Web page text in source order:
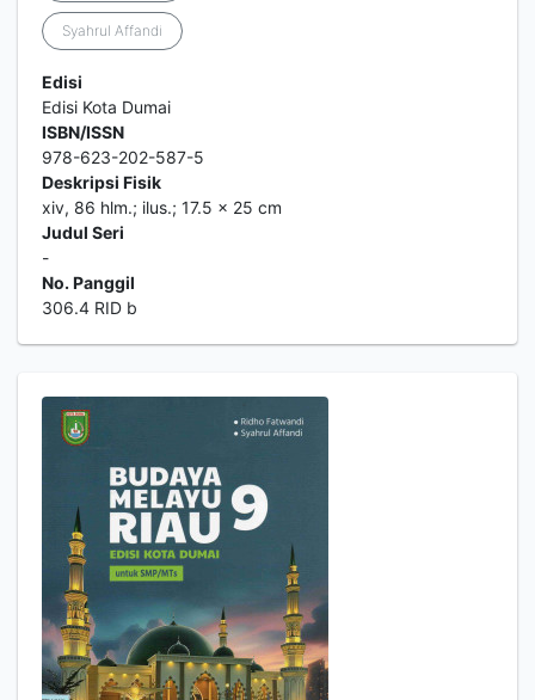
Syahrul Affandi
Edisi
Edisi Kota Dumai
ISBN/ISSN
978-623-202-587-5
Deskripsi Fisik
xiv, 86 hlm.; ilus.; 17.5 x 25 cm
Judul Seri
-
No. Panggil
306.4 RID b